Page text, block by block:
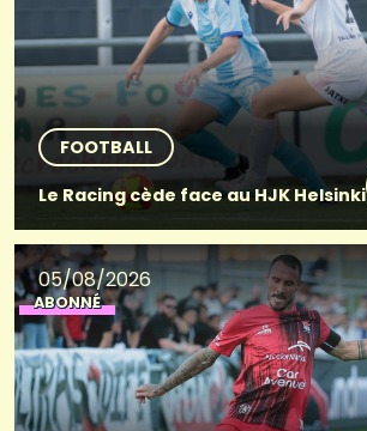
FOOTBALL
Le Racing cède face au HJK Helsinki
05/08/2026
ABONNÉ